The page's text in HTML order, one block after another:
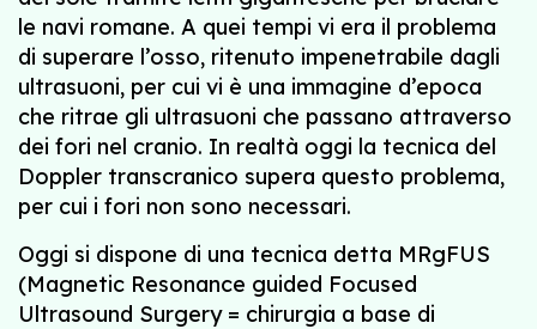
le navi romane. A quei tempi vi era il problema
di superare l’osso, ritenuto impenetrabile dagli
ultrasuoni, per cui vi è una immagine d’epoca
che ritrae gli ultrasuoni che passano attraverso
dei fori nel cranio. In realtà oggi la tecnica del
Doppler transcranico supera questo problema,
per cui i fori non sono necessari.
Oggi si dispone di una tecnica detta MRgFUS
(Magnetic Resonance guided Focused
Ultrasound Surgery = chirurgia a base di